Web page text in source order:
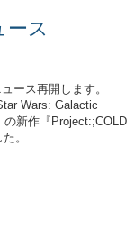
ース
ース再開します。
Wars: Galactic
新作『Project:;COLD
。